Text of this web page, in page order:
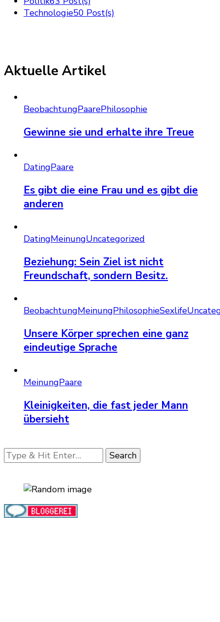
Technologie50 Post(s)
Aktuelle Artikel
BeobachtungPaarePhilosophie
Gewinne sie und erhalte ihre Treue
DatingPaare
Es gibt die eine Frau und es gibt die
anderen
DatingMeinungUncategorized
Beziehung: Sein Ziel ist nicht
Freundschaft, sondern Besitz.
BeobachtungMeinungPhilosophieSexlife
Unsere Körper sprechen eine ganz
eindeutige Sprache
MeinungPaare
Kleinigkeiten, die fast jeder Mann
übersieht
Looking
for